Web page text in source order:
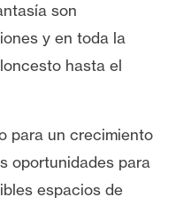
son
y en toda la
hasta el
para un crecimiento
oportunidades para
espacios de